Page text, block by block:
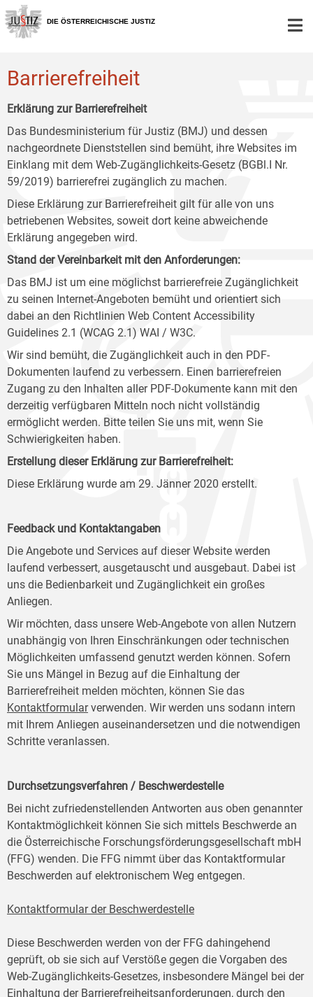
Zur
Hauptnavigation
[1]
Zum
Inhalt
[2]
Zum
Untermenü
[3]
DIE ÖSTERREICHISCHE JUSTIZ
Barrierefreiheit
Erklärung zur Barrierefreiheit
Das Bundesministerium für Justiz (BMJ) und dessen
nachgeordnete Dienststellen sind bemüht, ihre Websites im
Einklang mit dem Web-Zugänglichkeits-Gesetz (BGBl.I Nr.
59/2019) barrierefrei zugänglich zu machen.
Diese Erklärung zur Barrierefreiheit gilt für alle von uns
betriebenen Websites, soweit dort keine abweichende
Erklärung angegeben wird.
Stand der Vereinbarkeit mit den Anforderungen:
Das BMJ ist um eine möglichst barrierefreie Zugänglichkeit
zu seinen Internet-Angeboten bemüht und orientiert sich
dabei an den Richtlinien Web Content Accessibility
Guidelines 2.1 (WCAG 2.1) WAI / W3C.
Wir sind bemüht, die Zugänglichkeit auch in den PDF-
Dokumenten laufend zu verbessern. Einen barrierefreien
Zugang zu den Inhalten aller PDF-Dokumente kann mit den
derzeitig verfügbaren Mitteln noch nicht vollständig
ermöglicht werden. Bitte teilen Sie uns mit, wenn Sie
Schwierigkeiten haben.
Erstellung dieser Erklärung zur Barrierefreiheit:
Diese Erklärung wurde am 29. Jänner 2020 erstellt.
Feedback und Kontaktangaben
Die Angebote und Services auf dieser Website werden
laufend verbessert, ausgetauscht und ausgebaut. Dabei ist
uns die Bedienbarkeit und Zugänglichkeit ein großes
Anliegen.
Wir möchten, dass unsere Web-Angebote von allen Nutzern
unabhängig von Ihren Einschränkungen oder technischen
Möglichkeiten umfassend genutzt werden können. Sofern
Sie uns Mängel in Bezug auf die Einhaltung der
Barrierefreiheit melden möchten, können Sie das
Kontaktformularverwenden. Wir werden uns sodann intern
mit Ihrem Anliegen auseinandersetzen und die notwendigen
Schritte veranlassen.
Durchsetzungsverfahren / Beschwerdestelle
Bei nicht zufriedenstellenden Antworten aus oben genannter
Kontaktmöglichkeit können Sie sich mittels Beschwerde an
die Österreichische Forschungsförderungsgesellschaft mbH
(FFG) wenden. Die FFG nimmt über das Kontaktformular
Beschwerden auf elektronischem Weg entgegen.
Kontaktformular der Beschwerdestelle
Diese Beschwerden werden von der FFG dahingehend
geprüft, ob sie sich auf Verstöße gegen die Vorgaben des
Web-Zugänglichkeits-Gesetzes, insbesondere Mängel bei der
Einhaltung der Barrierefreiheitsanforderungen, durch den